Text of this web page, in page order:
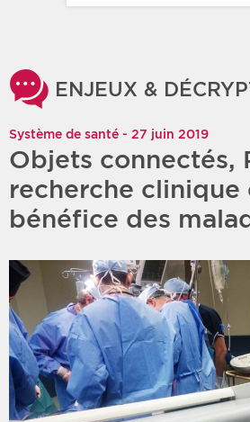
ENJEUX &
Système de santé - 27 juin 2019
Objets connectés,
recherche clinique
bénéfice des